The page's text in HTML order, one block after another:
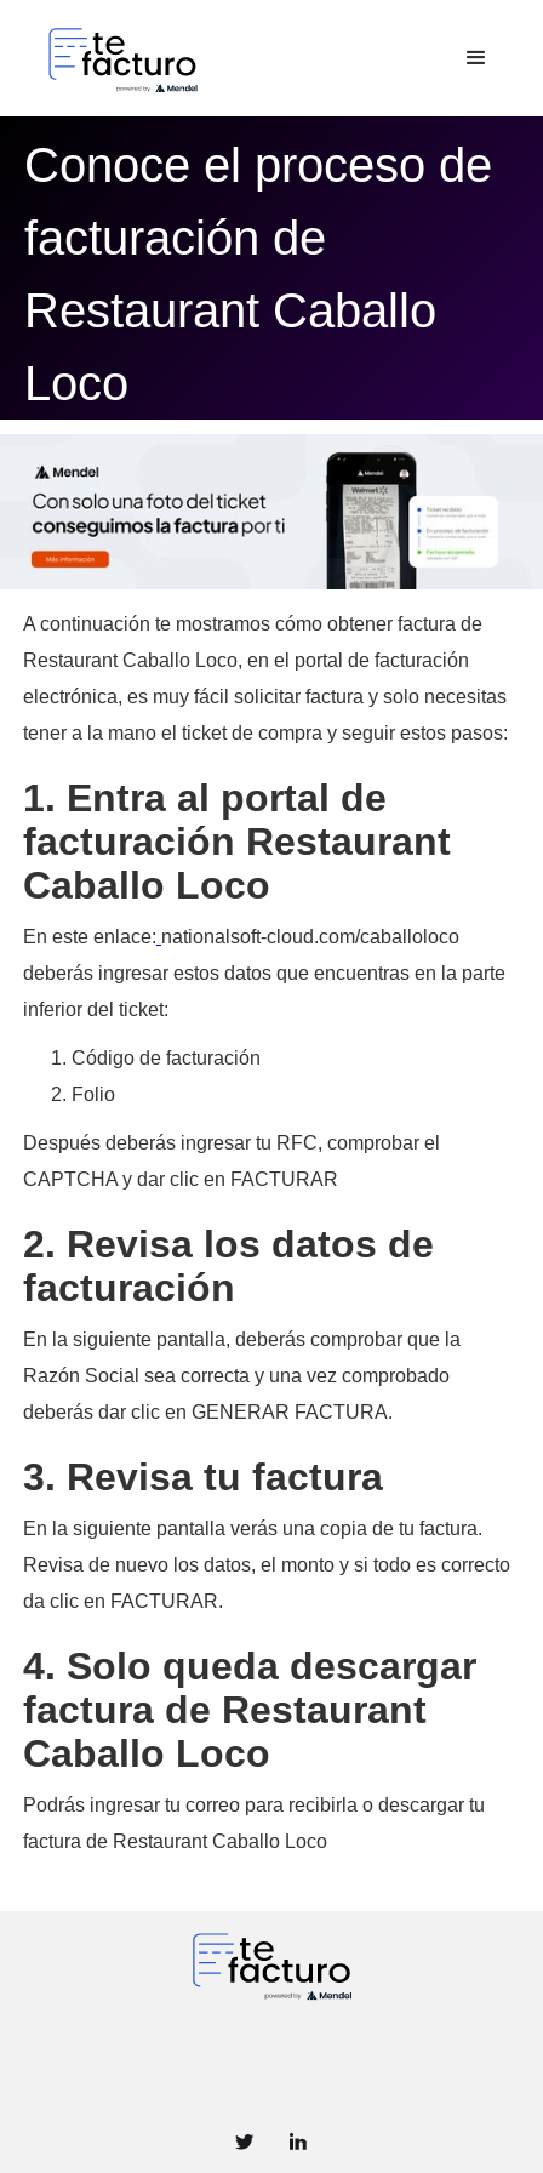
Conoce el proceso de
facturación de
Restaurant Caballo
Loco
A continuación te mostramos cómo obtener factura de
Restaurant Caballo Loco, en el portal de facturación
electrónica, es muy fácil solicitar factura y solo necesitas
tener a la mano el ticket de compra y seguir estos pasos:​
1. Entra al portal de
facturación Restaurant
Caballo Loco
En este enlace: nationalsoft-cloud.com/caballoloco
deberás ingresar estos datos que encuentras en la parte
inferior del ticket:
Código de facturación
Folio
Después deberás ingresar tu RFC, comprobar el
CAPTCHA y dar clic en FACTURAR
2. Revisa los datos de
facturación
En la siguiente pantalla, deberás comprobar que la
Razón Social sea correcta y una vez comprobado
deberás dar clic en GENERAR FACTURA.
3. Revisa tu factura
En la siguiente pantalla verás una copia de tu factura.
Revisa de nuevo los datos, el monto y si todo es correcto
da clic en FACTURAR.
4. Solo queda descargar
factura de Restaurant
Caballo Loco
Podrás ingresar tu correo para recibirla o descargar tu
factura de Restaurant Caballo Loco